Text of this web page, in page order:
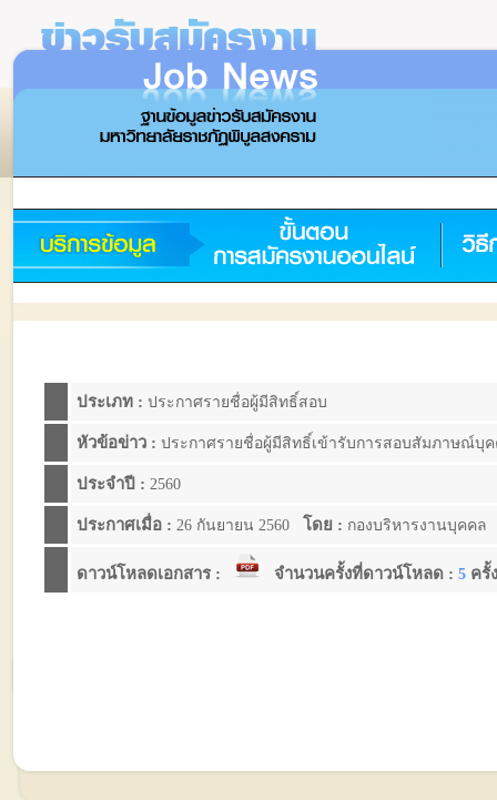
ประเภท : ประกาศรายชื่อผู้มีสิทธิ์สอบ
หัวข้อข่าว : ประกาศรายชื่อผู้มีสิทธิ์เข้ารับการสอบสัมภาษณ์บุ
ประจำปี : 2560
ประกาศเมื่อ : 26 กันยายน 2560 โดย : กองบริหารงานบุคคล
ดาวน์โหลดเอกสาร : จำนวนครั้งที่ดาวน์โหลด : 5 ครั้ง